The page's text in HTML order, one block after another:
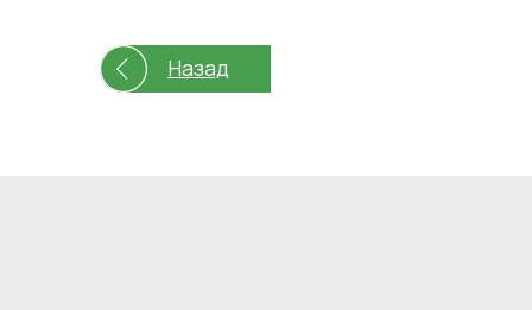
Назад